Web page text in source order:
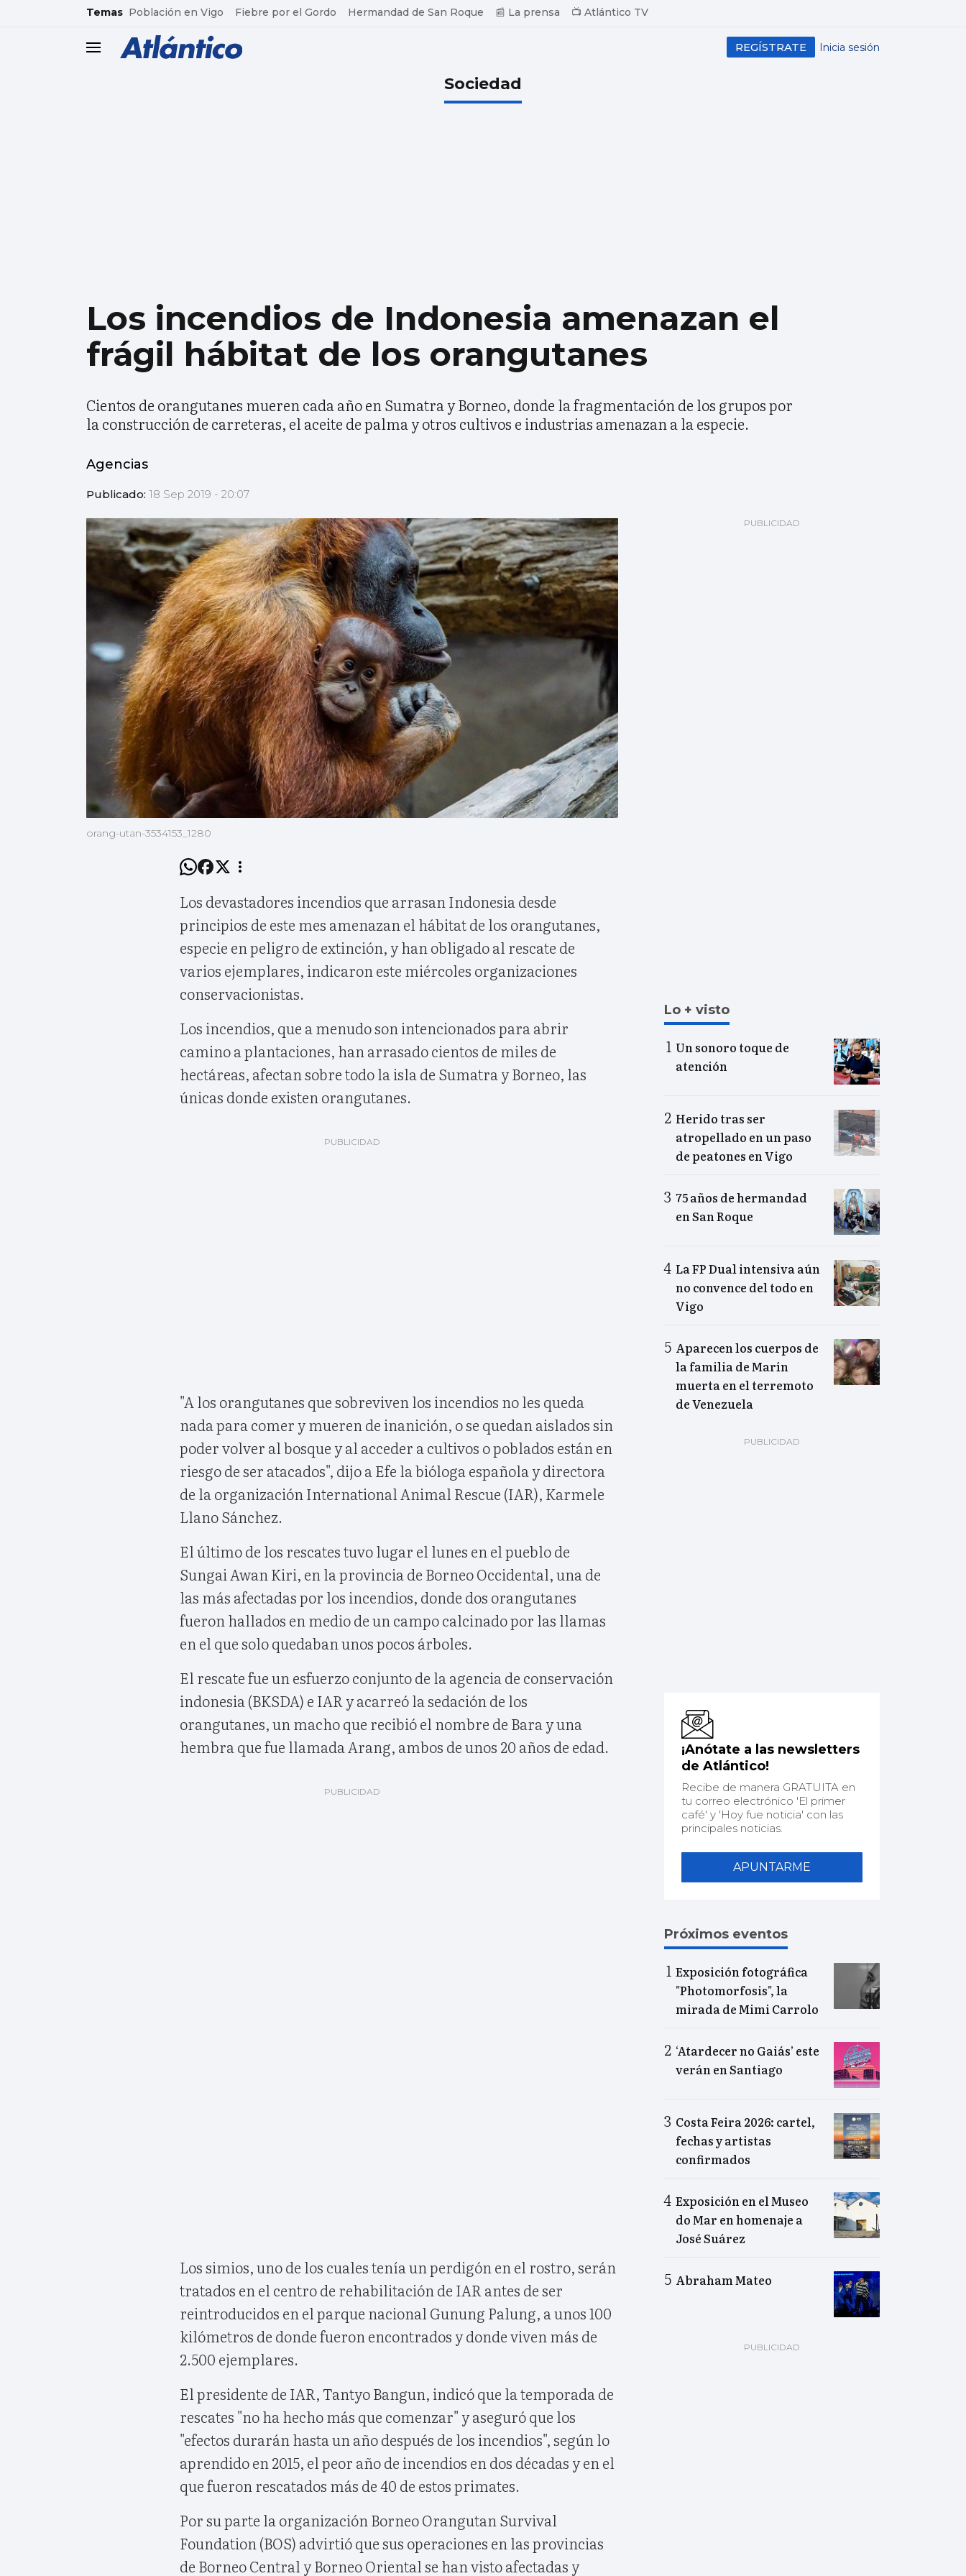
common.go-to-content
Temas Población en Vigo Fiebre por el Gordo Hermandad de San Roque 📰 La prensa 📺 Atlántico TV
header.menu.open Inicia sesión
REGÍSTRATE
Sociedad
Los incendios de Indonesia amenazan el
frágil hábitat de los orangutanes
Cientos de orangutanes mueren cada año en Sumatra y Borneo, donde la fragmentación de los grupos por
la construcción de carreteras, el aceite de palma y otros cultivos e industrias amenazan a la especie.
Agencias
Publicado: 18 Sep 2019 - 20:07
orang-utan-3534153_1280
Los devastadores incendios que arrasan Indonesia desde
principios de este mes amenazan el hábitat de los orangutanes,
especie en peligro de extinción, y han obligado al rescate de
varios ejemplares, indicaron este miércoles organizaciones
conservacionistas.
Los incendios, que a menudo son intencionados para abrir
camino a plantaciones, han arrasado cientos de miles de
hectáreas, afectan sobre todo la isla de Sumatra y Borneo, las
únicas donde existen orangutanes.
"A los orangutanes que sobreviven los incendios no les queda
nada para comer y mueren de inanición, o se quedan aislados sin
poder volver al bosque y al acceder a cultivos o poblados están en
riesgo de ser atacados", dijo a Efe la bióloga española y directora
de la organización International Animal Rescue (IAR), Karmele
Llano Sánchez.
El último de los rescates tuvo lugar el lunes en el pueblo de
Sungai Awan Kiri, en la provincia de Borneo Occidental, una de
las más afectadas por los incendios, donde dos orangutanes
fueron hallados en medio de un campo calcinado por las llamas
en el que solo quedaban unos pocos árboles.
El rescate fue un esfuerzo conjunto de la agencia de conservación
indonesia (BKSDA) e IAR y acarreó la sedación de los
orangutanes, un macho que recibió el nombre de Bara y una
hembra que fue llamada Arang, ambos de unos 20 años de edad.
Los simios, uno de los cuales tenía un perdigón en el rostro, serán
tratados en el centro de rehabilitación de IAR antes de ser
reintroducidos en el parque nacional Gunung Palung, a unos 100
kilómetros de donde fueron encontrados y donde viven más de
2.500 ejemplares.
El presidente de IAR, Tantyo Bangun, indicó que la temporada de
rescates "no ha hecho más que comenzar" y aseguró que los
"efectos durarán hasta un año después de los incendios", según lo
aprendido en 2015, el peor año de incendios en dos décadas y en el
que fueron rescatados más de 40 de estos primates.
Por su parte la organización Borneo Orangutan Survival
Foundation (BOS) advirtió que sus operaciones en las provincias
de Borneo Central y Borneo Oriental se han visto afectadas y
Lo + visto
Un sonoro toque de
atención
Herido tras ser
atropellado en un paso
de peatones en Vigo
75 años de hermandad
en San Roque
La FP Dual intensiva aún
no convence del todo en
Vigo
Aparecen los cuerpos de
la familia de Marín
muerta en el terremoto
de Venezuela
¡Anótate a las newsletters
de Atlántico!
Recibe de manera GRATUITA en
tu correo electrónico 'El primer
café' y 'Hoy fue noticia' con las
principales noticias.
APUNTARME
Próximos eventos
Exposición fotográfica
"Photomorfosis", la
mirada de Mimi Carrolo
‘Atardecer no Gaiás’ este
verán en Santiago
Costa Feira 2026: cartel,
fechas y artistas
confirmados
Exposición en el Museo
do Mar en homenaje a
José Suárez
Abraham Mateo